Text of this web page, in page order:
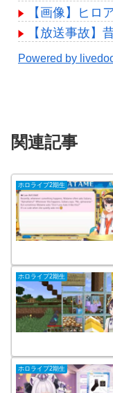
【画像】ヒロ
【放送事故
Powered by
関連記事
ホロライブ2期生
ホロライブ2期生
ホロライブ2期生